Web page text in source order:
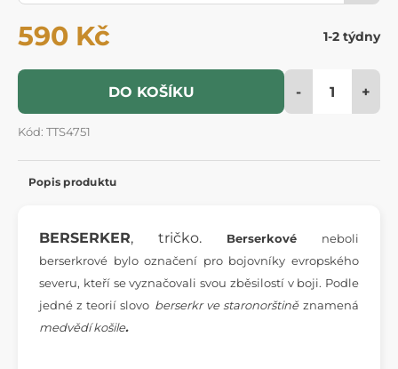
590 Kč 1-2 týdny
DO KOŠÍKU - +
Kód: TTS4751
Popis produktu
BERSERKER, tričko. Berserkové
neboli
berserkrové bylo označení pro bojovníky evropského
severu, kteří se vyznačovali svou zběsilostí v boji. Podle
jedné z teorií slovo berserkr ve staronorštině znamená
medvědí košile.